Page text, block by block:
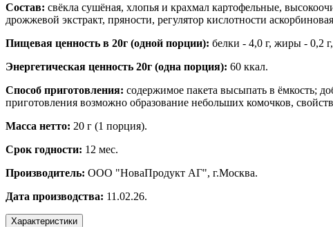
Состав: свёкла сушёная, хлопья и крахмал картофельные,
дрожжевой экстракт, пряности, регулятор кислотности
Пищевая ценность в 20г (одной порции): белки - 4,0 г, жиры - 0,2
Энергетическая ценность 20г (одна порция): 60 ккал.
Способ приготовления: содержимое пакета высыпать в ёмкость;
приготовления возможно образование небольших комочков,
Масса нетто: 20 г (1 порция).
Срок годности: 12 мес.
Производитель: ООО "НоваПродукт АГ", г.Москва.
Дата производства: 11.02.26.
Характеристики